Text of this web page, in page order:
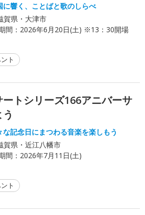
に響く、ことばと歌のしらべ
賀県・大津市
間： 2026年6月20日(土) ※13：30開場
ト
トシリーズ166アニバーサ
な記念日にまつわる音楽を楽しもう
賀県・近江八幡市
間： 2026年7月11日(土)
ト